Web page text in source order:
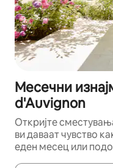
Месечни
d'Auvignon
Откријте
ви даваат чувство
еден месец или